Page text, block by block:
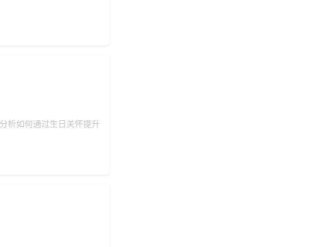
析如何通过生日关怀提升